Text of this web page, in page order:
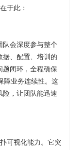
于此：
队会深度参与整个
据、配置、培训的
题闭环，全程确保
障业务连续性。这
险，让团队能迅速
可视化能力。它突